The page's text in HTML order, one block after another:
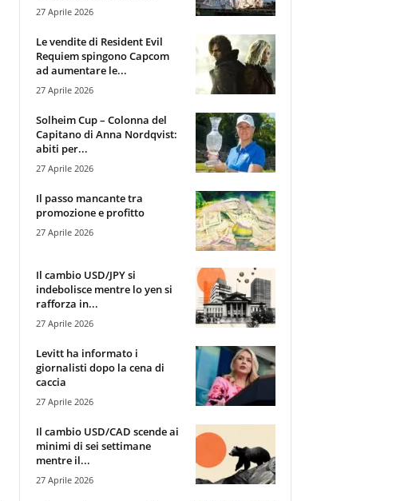
27 Aprile 2026
Le vendite di Resident Evil
Requiem spingono Capcom
ad aumentare le...
27 Aprile 2026
Solheim Cup – Colonna del
Capitano di Anna Nordqvist:
abiti per...
27 Aprile 2026
Il passo mancante tra
promozione e profitto
27 Aprile 2026
Il cambio USD/JPY si
indebolisce mentre lo yen si
rafforza in...
27 Aprile 2026
Levitt ha informato i
giornalisti dopo la cena di
caccia
27 Aprile 2026
Il cambio USD/CAD scende ai
minimi di sei settimane
mentre il...
27 Aprile 2026